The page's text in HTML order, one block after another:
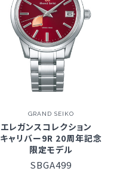
GRAND SEIKO
エレガンスコレクション
キャリバー9R 20周年記念
限定モデル
SBGA499